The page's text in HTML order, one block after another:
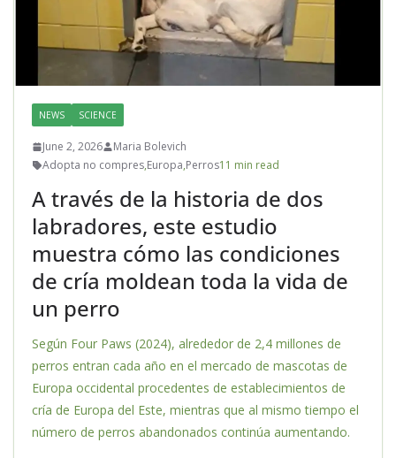
NEWS SCIENCE
June 2, 2026
Maria Bolevich
Adopta no compres,Europa,Perros11 min read
A través de la historia de dos
labradores, este estudio
muestra cómo las condiciones
de cría moldean toda la vida de
un perro
Según Four Paws (2024), alrededor de 2,4 millones de
perros entran cada año en el mercado de mascotas de
Europa occidental procedentes de establecimientos de
cría de Europa del Este, mientras que al mismo tiempo el
número de perros abandonados continúa aumentando.